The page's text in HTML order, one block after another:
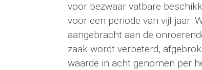
voor bezwaar vatbare
voor een periode van vijf jaar.
aangebracht aan de
zaak wordt verbeterd,
waarde in acht genomen per